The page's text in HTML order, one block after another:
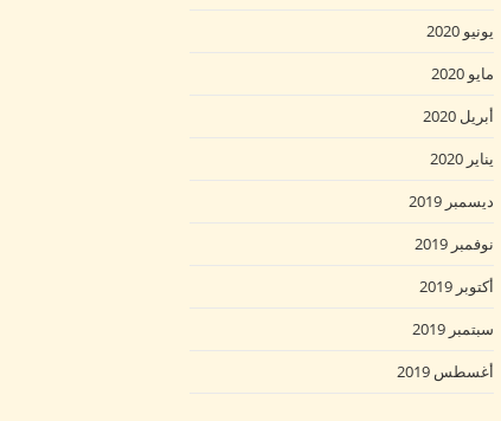
يونيو 2020
مايو 2020
أبريل 2020
يناير 2020
ديسمبر 2019
نوفمبر 2019
أكتوبر 2019
سبتمبر 2019
أغسطس 2019